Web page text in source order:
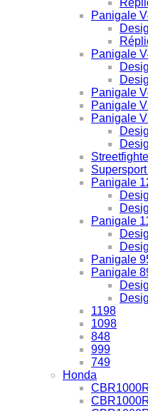
Panigale
Panigale
Panigale
Panigale
Panigale
Panigale
Panigale
Panigale
Panigale
1198
1098
848
999
749
Honda